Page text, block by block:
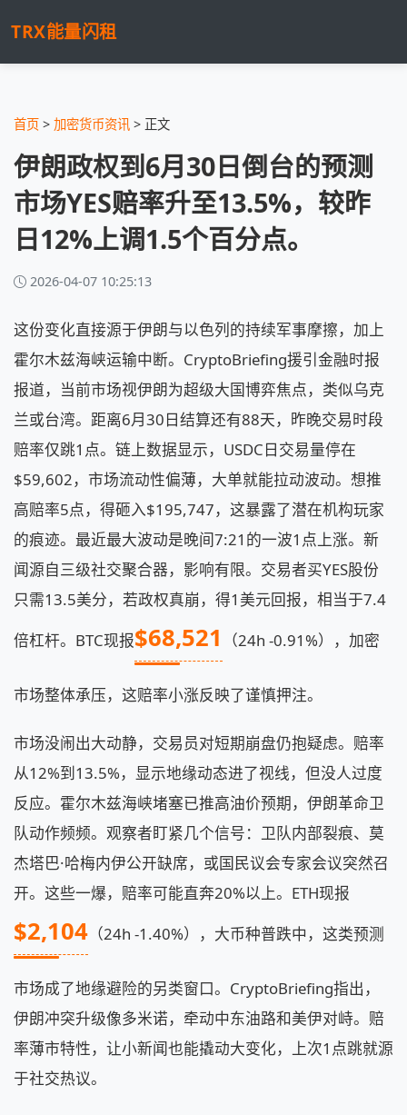
TRX能量闪租
首页 > 加密货币资讯 > 正文
伊朗政权到6月30日倒台的预测
市场YES赔率升至13.5%，较昨
日12%上调1.5个百分点。
2026-04-07 10:25:13
这份变化直接源于伊朗与以色列的持续军事摩擦，加上
霍尔木兹海峡运输中断。CryptoBriefing援引金融时报
报道，当前市场视伊朗为超级大国博弈焦点，类似乌克
兰或台湾。距离6月30日结算还有88天，昨晚交易时段
赔率仅跳1点。链上数据显示，USDC日交易量停在
$59,602，市场流动性偏薄，大单就能拉动波动。想推
高赔率5点，得砸入$195,747，这暴露了潜在机构玩家
的痕迹。最近最大波动是晚间7:21的一波1点上涨。新
闻源自三级社交聚合器，影响有限。交易者买YES股份
只需13.5美分，若政权真崩，得1美元回报，相当于7.4
倍杠杆。BTC现报$68,521 （24h -0.91%），加密
市场整体承压，这赔率小涨反映了谨慎押注。
市场没闹出大动静，交易员对短期崩盘仍抱疑虑。赔率
从12%到13.5%，显示地缘动态进了视线，但没人过度
反应。霍尔木兹海峡堵塞已推高油价预期，伊朗革命卫
队动作频频。观察者盯紧几个信号：卫队内部裂痕、莫
杰塔巴·哈梅内伊公开缺席，或国民议会专家会议突然召
开。这些一爆，赔率可能直奔20%以上。ETH现报
$2,104 （24h -1.40%），大币种普跌中，这类预测
市场成了地缘避险的另类窗口。CryptoBriefing指出，
伊朗冲突升级像多米诺，牵动中东油路和美伊对峙。赔
率薄市特性，让小新闻也能撬动大变化，上次1点跳就源
于社交热议。